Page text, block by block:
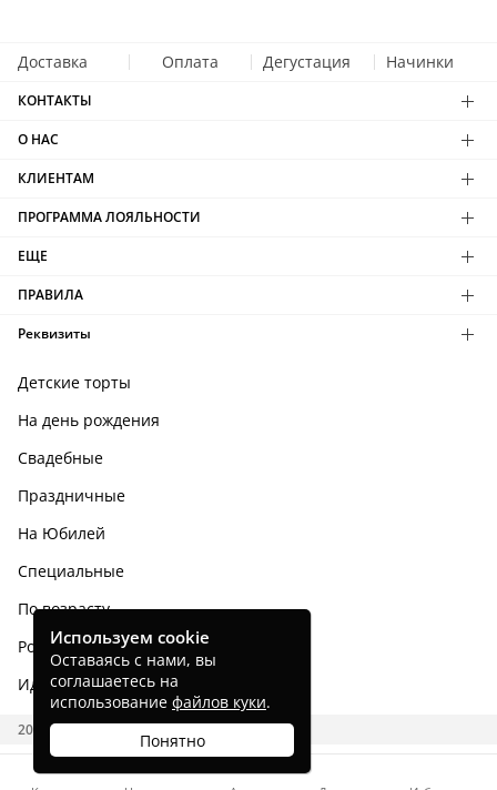
Доставка Оплата Дегустация Начинки
КОНТАКТЫ
О НАС
КЛИЕНТАМ
ПРОГРАММА ЛОЯЛЬНОСТИ
ЕЩЕ
ПРАВИЛА
Реквизиты
Детские торты
На день рождения
Свадебные
Праздничные
На Юбилей
Специальные
По возрасту
Родным и близким
Идеи тортов
2026 CAKES.RU
Используем cookie
Оставаясь с нами, вы
соглашаетесь на
использование файлов куки.
Понятно